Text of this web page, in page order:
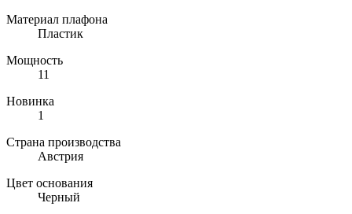
Материал плафона
Пластик
Мощность
11
Новинка
1
Страна производства
Австрия
Цвет основания
Черный